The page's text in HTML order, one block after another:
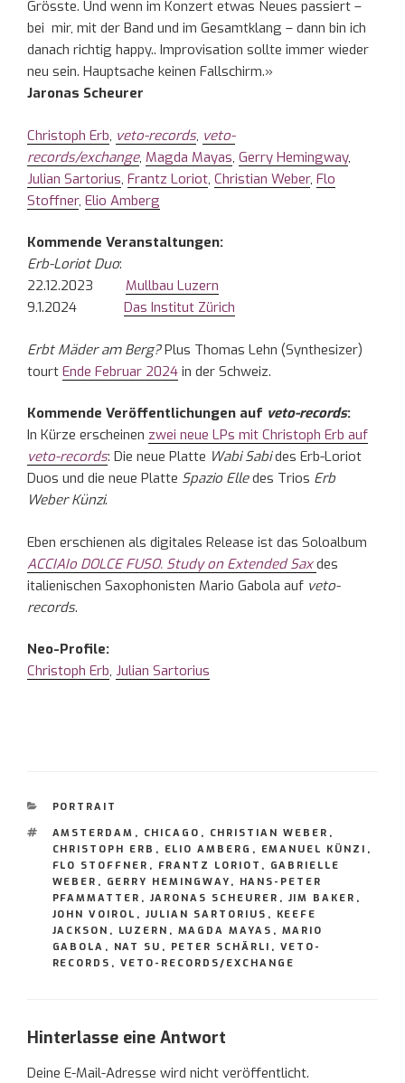
Grösste. Und wenn im Konzert etwas Neues passiert –
bei mir, mit der Band und im Gesamtklang – dann bin ich
danach richtig happy.. Improvisation sollte immer wieder
neu sein. Hauptsache keinen Fallschirm.»
Jaronas Scheurer
Christoph Erb, veto-records, veto-
records/exchange, Magda Mayas, Gerry Hemingway,
Julian Sartorius, Frantz Loriot, Christian Weber, Flo
Stoffner, Elio Amberg
Kommende Veranstaltungen:
Erb-Loriot Duo:
22.12.2023 Mullbau Luzern
9.1.2024 Das Institut Zürich
Erbt Mäder am Berg?Plus Thomas Lehn (Synthesizer)
tourt Ende Februar 2024 in der Schweiz.
Kommende Veröffentlichungen auf veto-records:
In Kürze erscheinen zwei neue LPs mit Christoph Erb auf
veto-records: Die neue Platte Wabi Sabides Erb-Loriot
Duos und die neue Platte Spazio Elledes Trios Erb
Weber Künzi.
Eben erschienen als digitales Release ist das Soloalbum
ACCIAIo DOLCE FUSO. Study on Extended Saxdes
italienischen Saxophonisten Mario Gabola auf veto-
records.
Neo-Profile:
Christoph Erb, Julian Sartorius
KATEGORIEN
PORTRAIT
SCHLAGWÖRTER
AMSTERDAM , CHICAGO , CHRISTIAN WEBER ,
CHRISTOPH ERB , ELIO AMBERG , EMANUEL KÜNZI ,
FLO STOFFNER , FRANTZ LORIOT , GABRIELLE
WEBER , GERRY HEMINGWAY , HANS-PETER
PFAMMATTER , JARONAS SCHEURER , JIM BAKER ,
JOHN VOIROL , JULIAN SARTORIUS , KEEFE
JACKSON , LUZERN , MAGDA MAYAS , MARIO
GABOLA , NAT SU , PETER SCHÄRLI , VETO-
RECORDS , VETO-RECORDS/EXCHANGE
Hinterlasse eine Antwort
Deine E-Mail-Adresse wird nicht veröffentlicht.